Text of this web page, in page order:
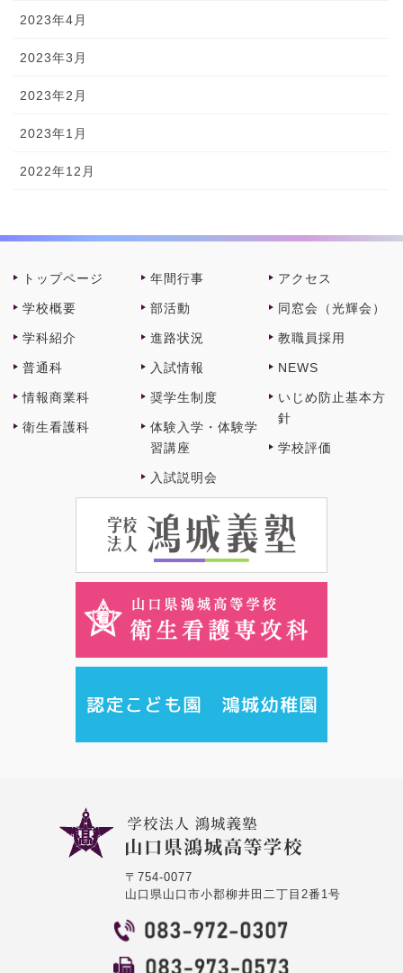
2023年4月
2023年3月
2023年2月
2023年1月
2022年12月
トップページ
学校概要
学科紹介
普通科
情報商業科
衛⽣看護科
年間⾏事
部活動
進路状況
⼊試情報
奨学⽣制度
体験⼊学・体験学
習講座
⼊試説明会
アクセス
同窓会（光輝会）
教職員採⽤
NEWS
いじめ防止基本方
針
学校評価
〒754-0077
山口県山口市小郡柳井田二丁目2番1号